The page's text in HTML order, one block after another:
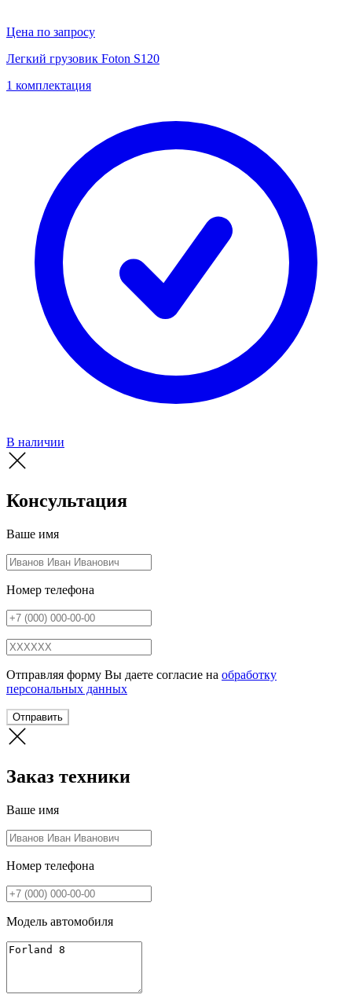
Цена по запросу
Легкий грузовик Foton S120
1 комплектация
В наличии
Консультация
Ваше имя
Номер телефона
Отправляя форму Вы даете согласие на обработку
персональных данных
Отправить
Заказ техники
Ваше имя
Номер телефона
Модель автомобиля